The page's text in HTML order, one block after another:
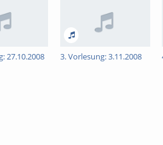
27.10.2008 3. Vorlesung: 3.11.2008